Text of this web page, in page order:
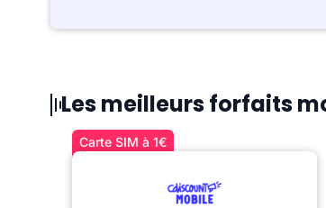
Les meilleurs forfaits
Carte SIM à 1€